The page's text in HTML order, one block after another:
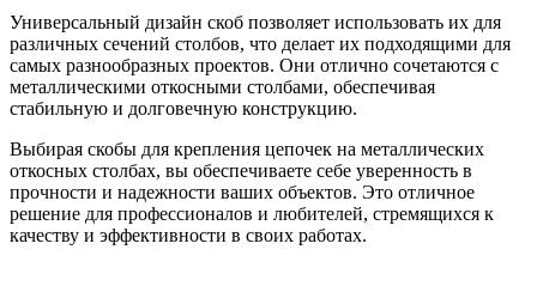
Универсальный дизайн скоб позволяет использовать их для
различных сечений столбов, что делает их подходящими для
самых разнообразных проектов. Они отлично сочетаются с
металлическими откосными столбами, обеспечивая
стабильную и долговечную конструкцию.
Выбирая скобы для крепления цепочек на металлических
откосных столбах, вы обеспечиваете себе уверенность в
прочности и надежности ваших объектов. Это отличное
решение для профессионалов и любителей, стремящихся к
качеству и эффективности в своих работах.